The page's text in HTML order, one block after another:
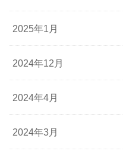
2025年1月
2024年12月
2024年4月
2024年3月